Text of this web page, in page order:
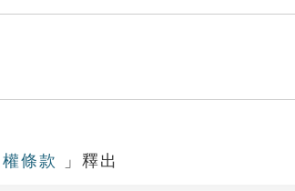
條款 」釋出